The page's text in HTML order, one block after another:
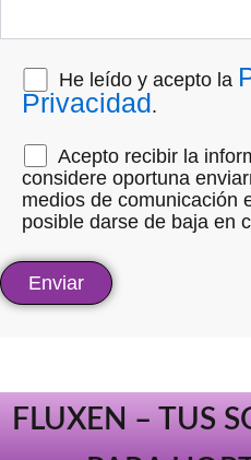
He leído y acepto la
Privacidad.
Acepto recibir la
considere oportuna
medios de comunicación
posible darse de baja en
FLUXEN – TUS